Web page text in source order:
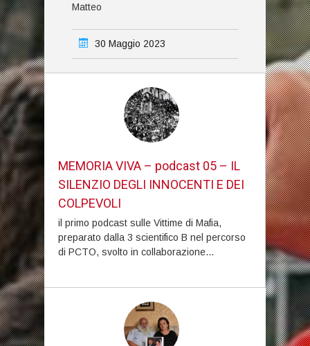
Matteo
30 Maggio 2023
MEMORIA VIVA – podcast 05 – IL
SILENZIO DEGLI INNOCENTI E DEI
COLPEVOLI
il primo podcast sulle Vittime di Mafia,
preparato dalla 3 scientifico B nel percorso
di PCTO, svolto in collaborazione...